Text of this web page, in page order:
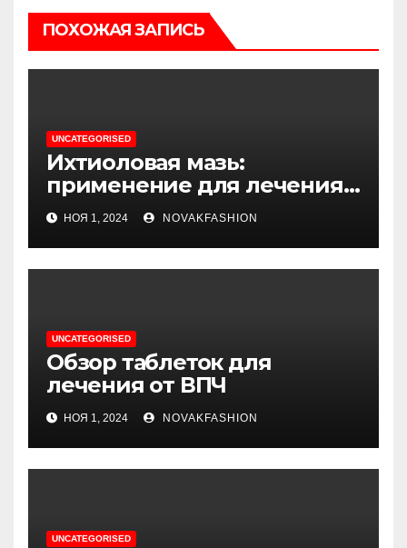
ПОХОЖАЯ ЗАПИСЬ
UNCATEGORISED
Ихтиоловая мазь:
применение для лечения
фурункулов
НОЯ 1, 2024 NOVAKFASHION
UNCATEGORISED
Обзор таблеток для
лечения от ВПЧ
НОЯ 1, 2024 NOVAKFASHION
UNCATEGORISED